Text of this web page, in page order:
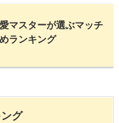
マスターが選ぶマッチ
ランキング
グ